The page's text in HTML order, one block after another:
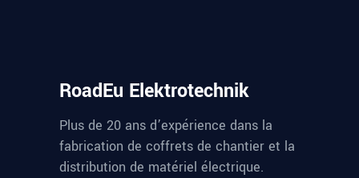
RoadEu Elektrotechnik
Plus de 20 ans d’expérience dans la
fabrication de coffrets de chantier et la
distribution de matériel électrique.